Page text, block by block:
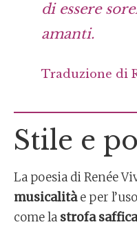
di essere
amanti.
Traduzione di
Stile e
La poesia di Renée
musicalitàe per
come la strofa saffica